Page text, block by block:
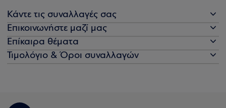
Κάντε τις συναλλαγές σας
Επικοινωνήστε μαζί μας
Επίκαιρα θέματα
Τιμολόγιο & Όροι συναλλαγών